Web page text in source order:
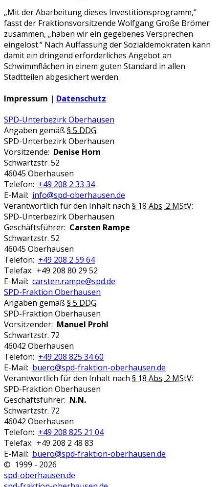
„Mit der Abarbeitung dieses Investitionsprogramm,“
fasst der Fraktionsvorsitzende Wolfgang Große Brömer
zusammen, „haben wir ein gegebenes Versprechen
eingelöst.“ Nach Auffassung der Sozialdemokraten kann
damit ein dringend erforderliches Angebot an
Schwimmflächen in einem guten Standard in allen
Stadtteilen abgesichert werden.
Impressum | Datenschutz
SPD-Unterbezirk Oberhausen
Angaben gemäß § 5 DDG:
SPD-Unterbezirk Oberhausen
Vorsitzende: Denise Horn
Schwartzstr. 52
46045 Oberhausen
Telefon: +49 208 2 33 34
E-Mail: info@spd-oberhausen.de
Verantwortlich für den Inhalt nach § 18 Abs. 2 MStV:
SPD-Unterbezirk Oberhausen
Geschäftsführer: Carsten Rampe
Schwartzstr. 52
46045 Oberhausen
Telefon: +49 208 2 59 64
Telefax: +49 208 80 29 52
E-Mail: carsten.rampe@spd.de
SPD-Fraktion Oberhausen
Angaben gemäß § 5 DDG:
SPD-Fraktion Oberhausen
Vorsitzender: Manuel Prohl
Schwartzstr. 72
46042 Oberhausen
Telefon: +49 208 825 34 60
E-Mail: buero@spd-fraktion-oberhausen.de
Verantwortlich für den Inhalt nach § 18 Abs. 2 MStV:
SPD-Fraktion Oberhausen
Geschäftsführer: N.N.
Schwartzstr. 72
46042 Oberhausen
Telefon: +49 208 825 21 04
Telefax: +49 208 2 48 83
E-Mail: buero@spd-fraktion-oberhausen.de
© 1999 - 2026
spd-oberhausen.de